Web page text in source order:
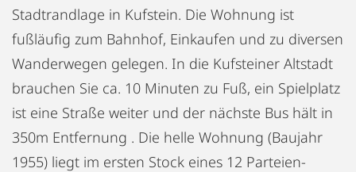
Stadtrandlage in Kufstein. Die Wohnung ist
fußläufig zum Bahnhof, Einkaufen und zu diversen
Wanderwegen gelegen. In die Kufsteiner Altstadt
brauchen Sie ca. 10 Minuten zu Fuß, ein Spielplatz
ist eine Straße weiter und der nächste Bus hält in
350m Entfernung . Die helle Wohnung (Baujahr
1955) liegt im ersten Stock eines 12 Parteien-